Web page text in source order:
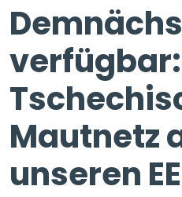
verfügbar:
Mautnetz
unseren